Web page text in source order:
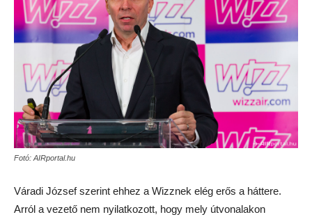
Fotó: AIRportal.hu
Váradi József szerint ehhez a Wizznek elég erős a háttere.
Arról a vezető nem nyilatkozott, hogy mely útvonalakon